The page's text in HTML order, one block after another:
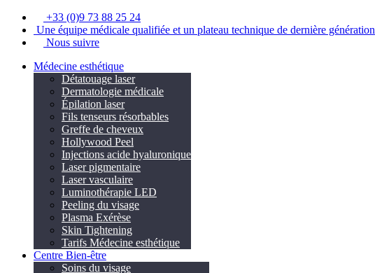
+33 (0)9 73 88 25 24
Une équipe médicale qualifiée et un plateau technique de dernière génération
Nous suivre
Médecine esthétique
Détatouage laser
Dermatologie médicale
Épilation laser
Fils tenseurs résorbables
Greffe de cheveux
Hollywood Peel
Injections acide hyaluronique
Laser pigmentaire
Laser vasculaire
Luminothérapie LED
Peeling du visage
Plasma Exérèse
Skin Tightening
Tarifs Médecine esthétique
Centre Bien-être
Soins du visage